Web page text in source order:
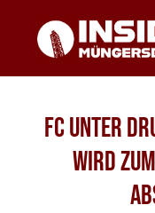
FC unter
wird